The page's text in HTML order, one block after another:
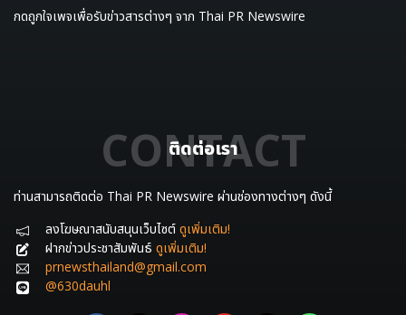
กดถูกใจเพจเพื่อรับข่าวสารต่างๆ จาก Thai PR Newswire
ติดต่อเรา
CONTACT
ท่านสามารถติดต่อ Thai PR Newswire ผ่านช่องทางต่างๆ ดังนี้
ลงโฆษณาสนับสนุนเว็บไซต์ ดูเพิ่มเติม!
ฝากข่าวประชาสัมพันธ์ ดูเพิ่มเติม!
prnewsthailand@gmail.com
@630dauhl